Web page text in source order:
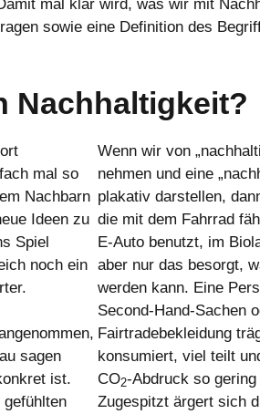
mal klar wird, was wir mit
sowie eine Definition des
Nachhaltigkeit?
mal so
Nachbarn
Ideen zu
Spiel
noch ein
sagen
ist.
Wenn wir von
nehmen und eine
plakativ darstellen,
die mit dem Fahrrad
E-Auto benutzt, im
aber nur das besorgt,
werden kann. Eine
Second-Hand-Sachen
Fairtradebekleidung
konsumiert, viel teilt
CO2-Abdruck so
Zugespitzt ärgert sich